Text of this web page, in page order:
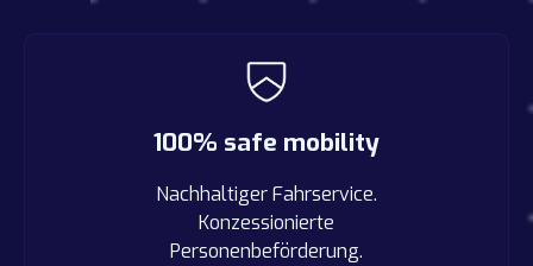
100% safe mobility
Nachhaltiger Fahrservice.
Konzessionierte
Personenbeförderung.